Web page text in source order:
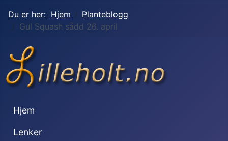
Du er her: Hjem
Planteblogg
Gul Squash sådd 26. april
Hjem
Lenker